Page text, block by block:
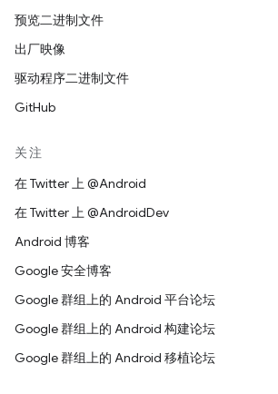
预览二进制文件
出厂映像
驱动程序二进制文件
GitHub
关注
在 Twitter 上 @Android
在 Twitter 上 @AndroidDev
Android 博客
Google 安全博客
Google 群组上的 Android 平台论坛
Google 群组上的 Android 构建论坛
Google 群组上的 Android 移植论坛